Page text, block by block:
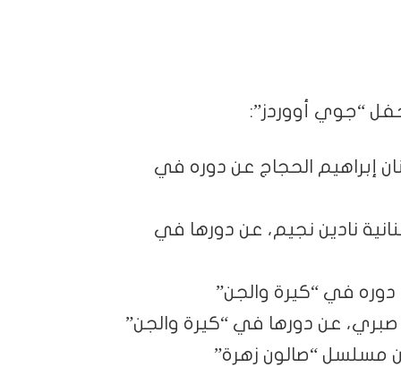
“جوي أووردز”:
إبراهيم الحجاج عن دوره في
نادين نجيم، عن دورها في
في “كيرة والجن”
صبري، عن دورها في “كيرة والجن”
مسلسل “صالون زهرة”